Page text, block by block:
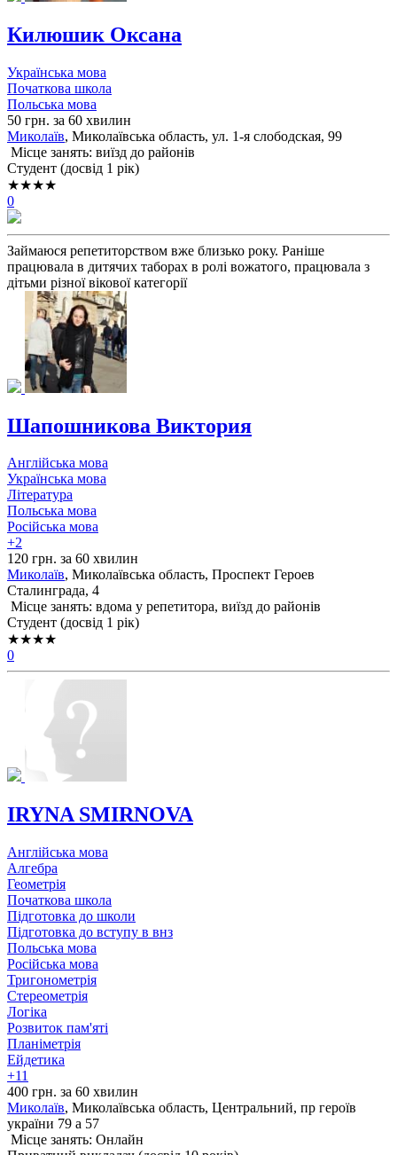
Килюшик Оксана
Українська мова
Початкова школа
Польська мова
50 грн. за 60 хвилин
Миколаїв, Миколаївська область, ул. 1-я слободская, 99
Місце занять: виїзд до районів
Cтудент (досвід 1 рік)
★★★★
0
Займаюся репетиторством вже близько року. Раніше
працювала в дитячих таборах в ролі вожатого, працювала з
дітьми різної вікової категорії
Шапошникова Виктория
Англійська мова
Українська мова
Література
Польська мова
Російська мова
+2
120 грн. за 60 хвилин
Миколаїв, Миколаївська область, Проспект Героев
Сталинграда, 4
Місце занять: вдома у репетитора, виїзд до районів
Cтудент (досвід 1 рік)
★★★★
0
IRYNA SMIRNOVA
Англійська мова
Алгебра
Геометрія
Початкова школа
Підготовка до школи
Підготовка до вступу в внз
Польська мова
Російська мова
Тригонометрія
Стереометрія
Логіка
Розвиток пам'яті
Планіметрія
Ейдетика
+11
400 грн. за 60 хвилин
Миколаїв, Миколаївська область, Центральний, пр героїв
україни 79 a 57
Місце занять: Онлайн